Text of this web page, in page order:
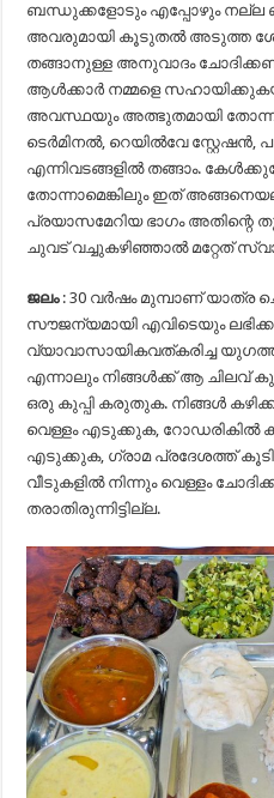
ബന്ധുക്കളോടും എപ്പോഴും നല്ല
അവരുമായി കൂടുതല്‍ അടുത്ത
തങ്ങാനുള്ള അനുവാദം
ആള്‍ക്കാര്‍ നമ്മളെ
അവസ്ഥയും അത്ഭുതമായി
ടെര്‍മിനല്‍, റെയില്‍വേ
എന്നിവടങ്ങളില്‍ തങ്ങാം.
തോന്നാമെങ്കിലും ഇത്
പ്രയാസമേറിയ ഭാഗം
ചുവട് വച്ചുകഴിഞ്ഞാല്‍ മറ്റേത്
ജലം: 30 വര്‍ഷം മുമ്പാണ് യാത്ര
സൗജന്യമായി എവിടെയും
വ്യാവാസായികവത്കരിച്ച
എന്നാലും നിങ്ങള്‍ക്ക് ആ ചിലവ്
ഒരു കുപ്പി കരുതുക. നിങ്ങള്‍
വെള്ളം എടുക്കുക, റോഡരികില്‍
എടുക്കുക, ഗ്രാമ പ്രദേശത്ത്
വീടുകളില്‍ നിന്നും വെള്ളം
തരാതിരുന്നിട്ടില്ല.